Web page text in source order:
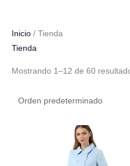
Inicio / Tienda
Tienda
Mostrando 1–12 de 60